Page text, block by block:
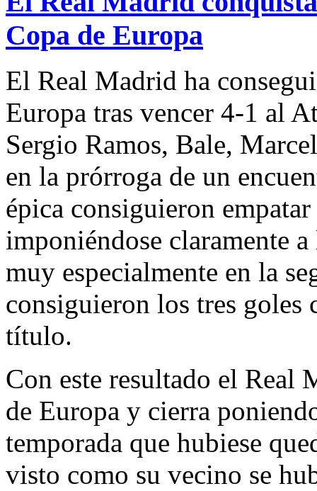
Copa de Europa
El Real Madrid ha
Europa tras vencer 4-1 al
Sergio Ramos, Bale,
en la prórroga de un
épica consiguieron
imponiéndose claramente
muy especialmente en la
consiguieron los tres goles
título.
Con este resultado el Real
de Europa y cierra
temporada que hubiese
visto como su vecino se